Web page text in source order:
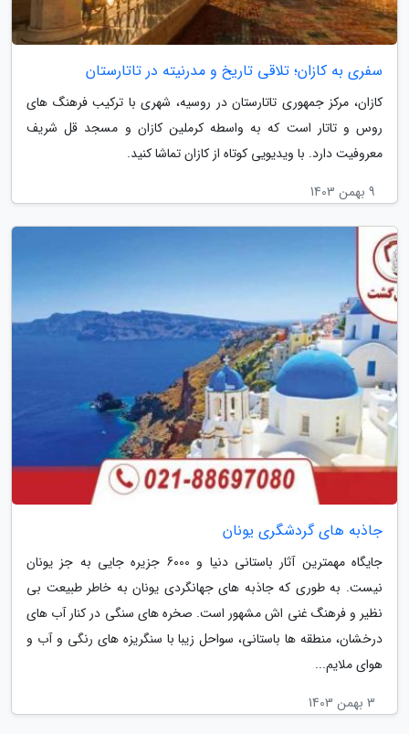
سفری به کازان؛ تلاقی تاریخ و مدرنیته در تاتارستان
کازان، مرکز جمهوری تاتارستان در روسیه، شهری با ترکیب فرهنگ های
روس و تاتار است که به واسطه کرملین کازان و مسجد قل شریف
معروفیت دارد. با ویدیویی کوتاه از کازان تماشا کنید.
9 بهمن 1403
جاذبه های گردشگری یونان
جایگاه مهمترین آثار باستانی دنیا و 6000 جزیره جایی به جز یونان
نیست. به طوری که جاذبه های جهانگردی یونان به خاطر طبیعت بی
نظیر و فرهنگ غنی اش مشهور است. صخره های سنگی در کنار آب های
درخشان، منطقه ها باستانی، سواحل زیبا با سنگریزه های رنگی و آب و
هوای ملایم...
3 بهمن 1403